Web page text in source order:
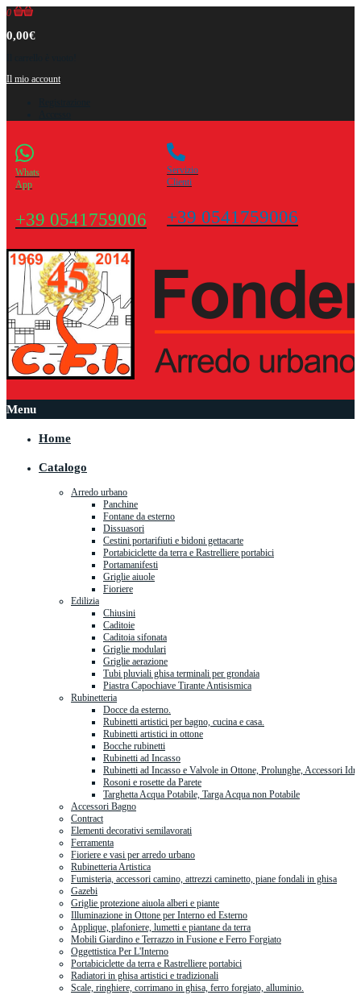
0
0,00€
Il mio account
Servizio
Clienti
+39 0541759006
Whats
App
+39 0541759006
Menu
Home
Catalogo
Arredo urbano
Panchine
Fontane da esterno
Dissuasori
Cestini portarifiuti e bidoni gettacarte
Portabiciclette da terra e Rastrelliere portabici
Portamanifesti
Griglie aiuole
Fioriere
Edilizia
Chiusini
Caditoie
Caditoia sifonata
Griglie modulari
Griglie aerazione
Tubi pluviali ghisa terminali per grondaia
Piastra Capochiave Tirante Antisismica
Rubinetteria
Docce da esterno.
Rubinetti artistici per bagno, cucina e casa.
Rubinetti artistici in ottone
Bocche rubinetti
Rubinetti ad Incasso
Rubinetti ad Incasso e Valvole in Ottone, Prolunghe, Accessori
Rosoni e rosette da Parete
Targhetta Acqua Potabile, Targa Acqua non Potabile
Accessori Bagno
Contract
Elementi decorativi semilavorati
Ferramenta
Fioriere e vasi per arredo urbano
Rubinetteria Artistica
Fumisteria, accessori camino, attrezzi caminetto, piane fondali in ghisa
Gazebi
Griglie protezione aiuola alberi e piante
Illuminazione in Ottone per Interno ed Esterno
Applique, plafoniere, lumetti e piantane da terra
Mobili Giardino e Terrazzo in Fusione e Ferro Forgiato
Oggettistica Per L'Interno
Portabiciclette da terra e Rastrelliere portabici
Radiatori in ghisa artistici e tradizionali
Scale, ringhiere, corrimano in ghisa, ferro forgiato, alluminio.